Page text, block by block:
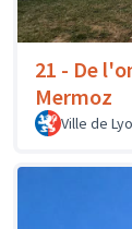
21 - De
Mermoz
Ville de